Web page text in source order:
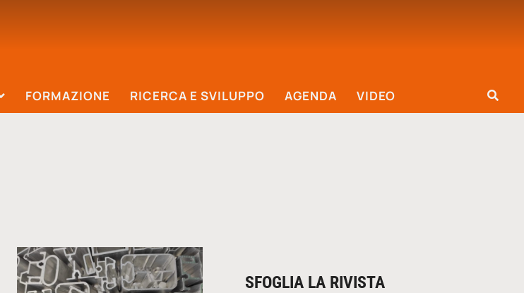
FORMAZIONE RICERCA E SVILUPPO AGENDA VIDEO
SFOGLIA LA RIVISTA